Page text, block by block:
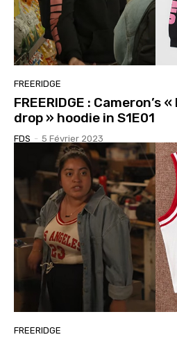
FREERIDGE
FREERIDGE : Cameron’s
drop » hoodie in S1E01
FDS - 5 Février 2023
FREERIDGE